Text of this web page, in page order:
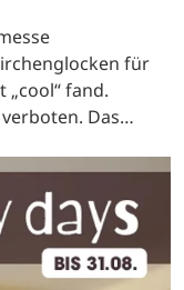
für
„cool“ fand.
Das
und